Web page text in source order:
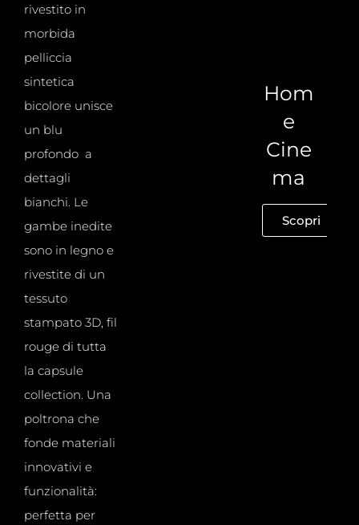
rivestito in
morbida
pelliccia
sintetica
bicolore unisce
un blu
profondo a
dettagli
bianchi. Le
gambe inedite
sono in legno e
rivestite di un
tessuto
stampato 3D, fil
rouge di tutta
la capsule
collection. Una
poltrona che
fonde materiali
innovativi e
funzionalità:
perfetta per
Hom
e
Cine
ma
Scopri